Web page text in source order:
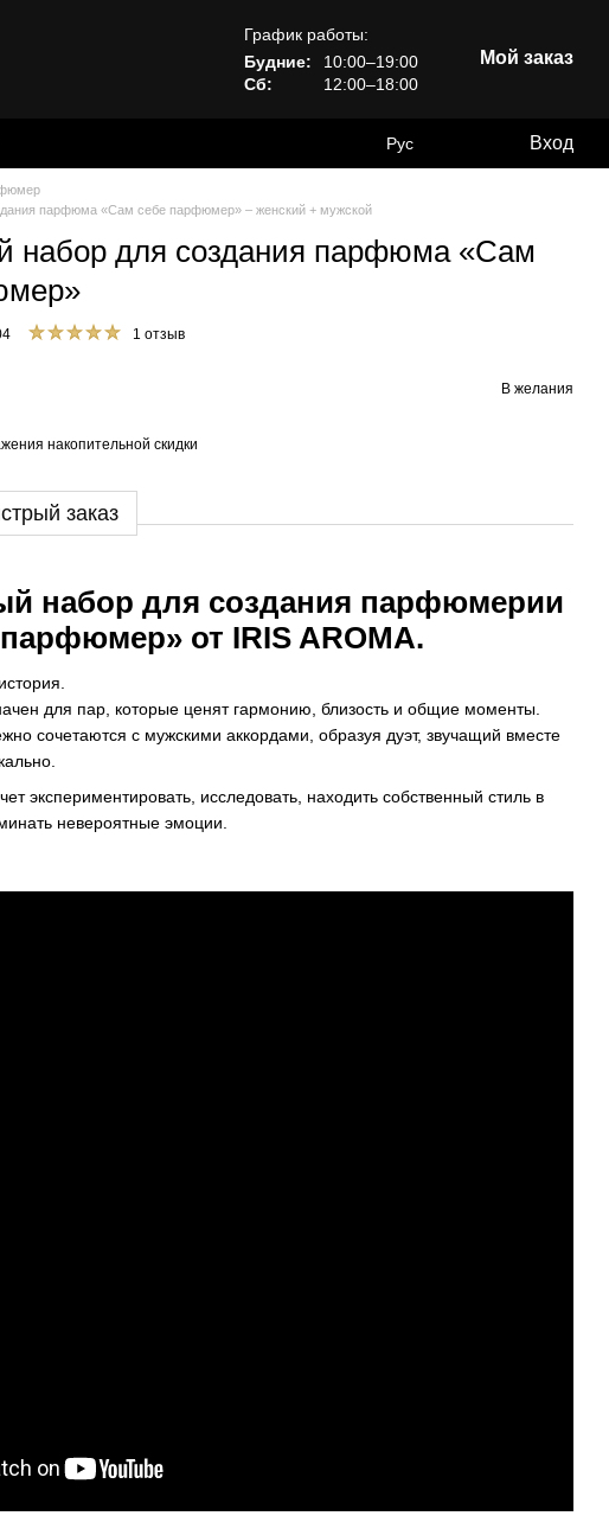
График работы:
Будние:
10:00–19:00
Сб:
12:00–18:00
Мой заказ
Рус Вход
парфюма «Сам себе парфюмер» – женский + мужской
набор для создания парфюма «Сам
1 отзыв
В желания
накопительной скидки
заказ
набор для создания парфюмерии
от IRIS AROMA.
для пар, которые ценят гармонию, близость и общие моменты.
сочетаются с мужскими аккордами, образуя дуэт, звучащий вместе
экспериментировать, исследовать, находить собственный стиль в
невероятные эмоции.